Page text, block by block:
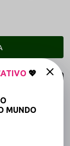
💖
MUNDO